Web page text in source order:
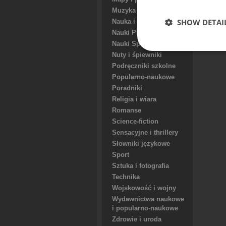
Muzyka
Nauka i Naukowcy
Nauki Przyrodnicze
Nauki Społeczne
Nuty i śpiewniki
Podręczniki szkolne
Popularno-naukowe
Poradniki
Religia i wiara
Romanse
Science-fiction
Sensacyjne i thrillery
Słowniki językowe
Sport
Sztuka i fotografia
Technika
Wojskowość i wojny
Wydawnictwa naukowe
i popularno-naukowe
Zdrowie i uroda
SHOW